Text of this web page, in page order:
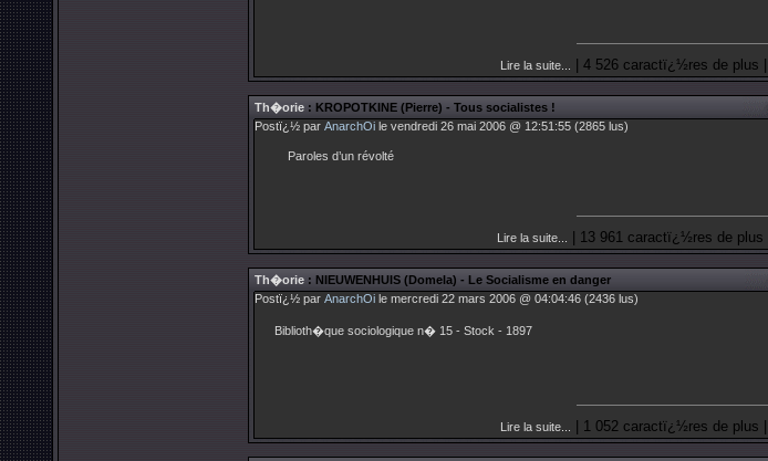
Lire la suite... | 4 526 caractï¿½res de plus |
Th�orie: KROPOTKINE (Pierre) - Tous socialistes !
Postï¿½ par AnarchOile vendredi 26 mai 2006 @ 12:51:55 (2865 lus)
Paroles d’un révolté
Lire la suite... | 13 961 caractï¿½res de plus |
Th�orie: NIEUWENHUIS (Domela) - Le Socialisme en danger
Postï¿½ par AnarchOile mercredi 22 mars 2006 @ 04:04:46 (2436 lus)
Biblioth�que sociologique n� 15 - Stock - 1897
Lire la suite... | 1 052 caractï¿½res de plus |